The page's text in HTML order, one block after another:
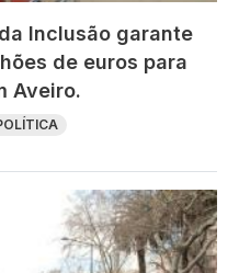
Inclusão garante
de euros para
Aveiro.